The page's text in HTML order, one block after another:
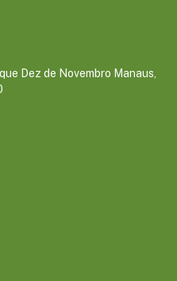
Dez de Novembro Manaus,